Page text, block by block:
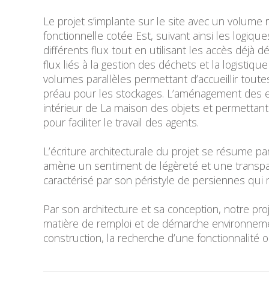
Le projet s’implante sur le site avec un
fonctionnelle cotée Est, suivant ainsi les
différents flux tout en utilisant les accès déjà
flux liés à la gestion des déchets et la
volumes parallèles permettant d’accueillir
préau pour les stockages. L’aménagement
intérieur de La maison des objets et
pour faciliter le travail des agents.
L’écriture architecturale du projet se résume
amène un sentiment de légèreté et une
caractérisé par son péristyle de persiennes
Par son architecture et sa conception, notre
matière de remploi et de démarche
construction, la recherche d’une fonctionnalité